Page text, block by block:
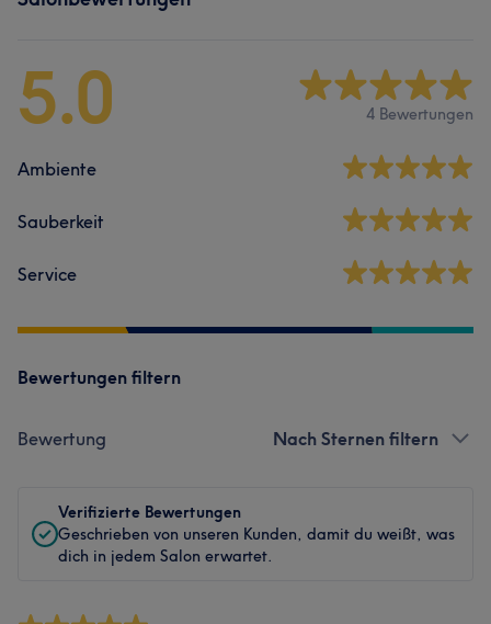
5.0 4 Bewertungen
Ambiente
Sauberkeit
Service
Bewertungen filtern
Bewertung Nach Sternen filtern
Verifizierte Bewertungen
Geschrieben von unseren Kunden, damit du weißt, was
dich in jedem Salon erwartet.